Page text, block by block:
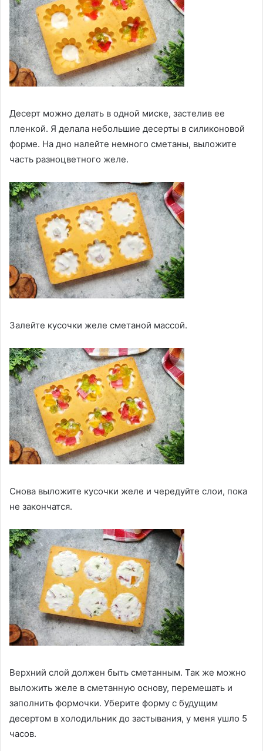
Десерт можно делать в одной миске, застелив ее
пленкой. Я делала небольшие десерты в силиконовой
форме. На дно налейте немного сметаны, выложите
часть разноцветного желе.
Залейте кусочки желе сметаной массой.
Снова выложите кусочки желе и чередуйте слои, пока
не закончатся.
Верхний слой должен быть сметанным. Так же можно
выложить желе в сметанную основу, перемешать и
заполнить формочки. Уберите форму с будущим
десертом в холодильник до застывания, у меня ушло 5
часов.